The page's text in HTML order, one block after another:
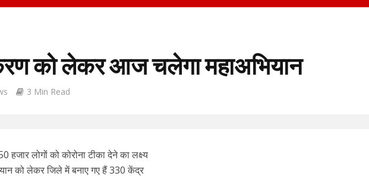
को लेकर आज चलेगा महाअभियान
3 Min Read
हजार लोगों को कोरोना टीका देने का लक्ष्य
को लेकर जिले में बनाए गए हैं 330 केंद्र